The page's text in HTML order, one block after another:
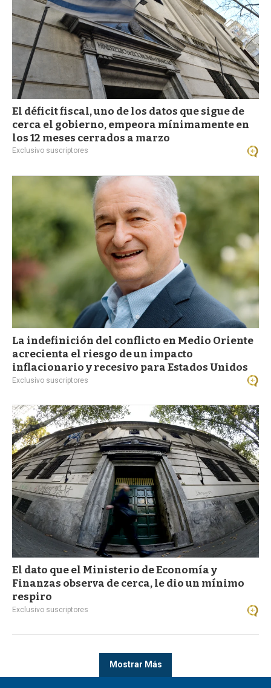
El déficit fiscal, uno de los datos que sigue de
cerca el gobierno, empeora mínimamente en
los 12 meses cerrados a marzo
Exclusivo suscriptores
La indefinición del conflicto en Medio Oriente
acrecienta el riesgo de un impacto
inflacionario y recesivo para Estados Unidos
Exclusivo suscriptores
El dato que el Ministerio de Economía y
Finanzas observa de cerca, le dio un mínimo
respiro
Exclusivo suscriptores
Mostrar Más